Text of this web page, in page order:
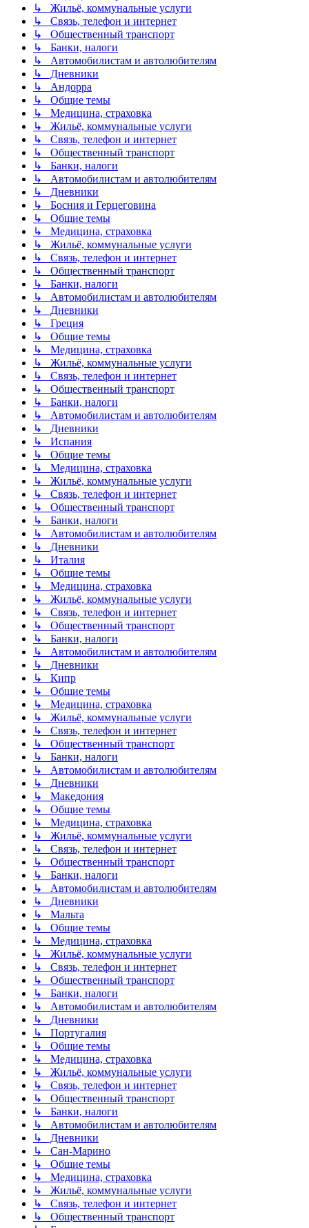
↳ Жильё, коммунальные услуги
↳ Связь, телефон и интернет
↳ Общественный транспорт
↳ Банки, налоги
↳ Автомобилистам и автолюбителям
↳ Дневники
↳ Андорра
↳ Общие темы
↳ Медицина, страховка
↳ Жильё, коммунальные услуги
↳ Связь, телефон и интернет
↳ Общественный транспорт
↳ Банки, налоги
↳ Автомобилистам и автолюбителям
↳ Дневники
↳ Босния и Герцеговина
↳ Общие темы
↳ Медицина, страховка
↳ Жильё, коммунальные услуги
↳ Связь, телефон и интернет
↳ Общественный транспорт
↳ Банки, налоги
↳ Автомобилистам и автолюбителям
↳ Дневники
↳ Греция
↳ Общие темы
↳ Медицина, страховка
↳ Жильё, коммунальные услуги
↳ Связь, телефон и интернет
↳ Общественный транспорт
↳ Банки, налоги
↳ Автомобилистам и автолюбителям
↳ Дневники
↳ Испания
↳ Общие темы
↳ Медицина, страховка
↳ Жильё, коммунальные услуги
↳ Связь, телефон и интернет
↳ Общественный транспорт
↳ Банки, налоги
↳ Автомобилистам и автолюбителям
↳ Дневники
↳ Италия
↳ Общие темы
↳ Медицина, страховка
↳ Жильё, коммунальные услуги
↳ Связь, телефон и интернет
↳ Общественный транспорт
↳ Банки, налоги
↳ Автомобилистам и автолюбителям
↳ Дневники
↳ Кипр
↳ Общие темы
↳ Медицина, страховка
↳ Жильё, коммунальные услуги
↳ Связь, телефон и интернет
↳ Общественный транспорт
↳ Банки, налоги
↳ Автомобилистам и автолюбителям
↳ Дневники
↳ Македония
↳ Общие темы
↳ Медицина, страховка
↳ Жильё, коммунальные услуги
↳ Связь, телефон и интернет
↳ Общественный транспорт
↳ Банки, налоги
↳ Автомобилистам и автолюбителям
↳ Дневники
↳ Мальта
↳ Общие темы
↳ Медицина, страховка
↳ Жильё, коммунальные услуги
↳ Связь, телефон и интернет
↳ Общественный транспорт
↳ Банки, налоги
↳ Автомобилистам и автолюбителям
↳ Дневники
↳ Португалия
↳ Общие темы
↳ Медицина, страховка
↳ Жильё, коммунальные услуги
↳ Связь, телефон и интернет
↳ Общественный транспорт
↳ Банки, налоги
↳ Автомобилистам и автолюбителям
↳ Дневники
↳ Сан-Марино
↳ Общие темы
↳ Медицина, страховка
↳ Жильё, коммунальные услуги
↳ Связь, телефон и интернет
↳ Общественный транспорт